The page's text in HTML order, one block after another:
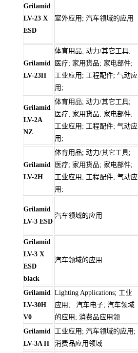
Grilamid
LV-23 X
ESD
室外应用; 汽车领域的应用
Grilamid
LV-23H
体育用品; 动力/其它工具;
医疗; 家用货品; 家电部件;
工业应用; 工程配件; 气动应
用;
Grilamid
LV-2A
NZ
体育用品; 动力/其它工具;
医疗; 家用货品; 家电部件;
工业应用; 工程配件; 气动应
用;
Grilamid
LV-2H
体育用品; 动力/其它工具;
医疗; 家用货品; 家电部件;
工业应用; 工程配件; 气动应
用;
Grilamid
LV-3 ESD
汽车领域的应用
Grilamid
LV-3 X
ESD
black
汽车领域的应用
Grilamid
LV-30H
V0
Lighting Applications; 工业
应用; 汽车电子; 汽车领域
的应用; 消费品应用领
Grilamid
LV-3A H
工业应用; 汽车领域的应用;
消费品应用领域